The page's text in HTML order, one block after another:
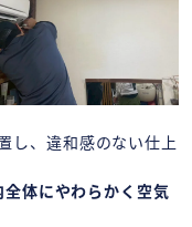
し、違和感のない仕上
体にやわらかく空気